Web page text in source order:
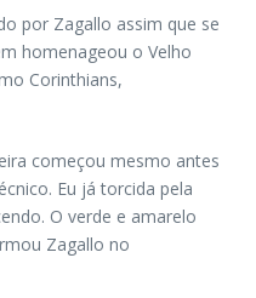
por Zagallo assim que se
homenageou o Velho
Corinthians,
começou mesmo antes
Eu já torcida pela
O verde e amarelo
Zagallo no